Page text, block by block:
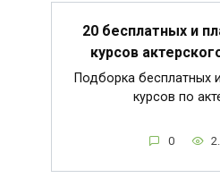
20 бесплатных и
курсов
Подборка бесплатных
курсов по
0